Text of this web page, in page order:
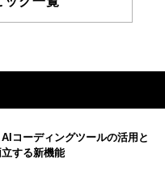
コーディングツールの活用と
する新機能